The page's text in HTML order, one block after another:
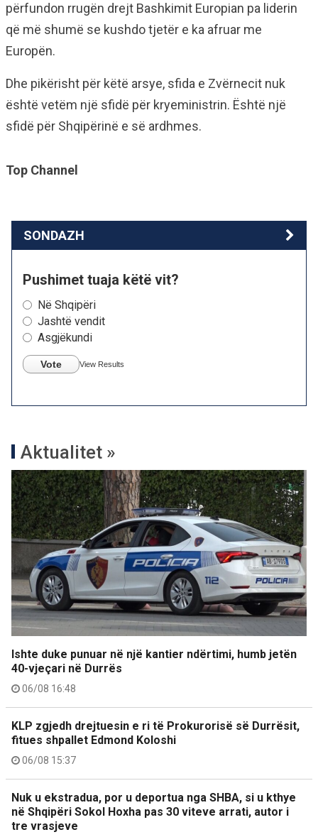
përfundon rrugën drejt Bashkimit Europian pa liderin
që më shumë se kushdo tjetër e ka afruar me
Europën.
Dhe pikërisht për këtë arsye, sfida e Zvërnecit nuk
është vetëm një sfidë për kryeministrin. Është një
sfidë për Shqipërinë e së ardhmes.
Top Channel
SONDAZH
Pushimet tuaja këtë vit?
Në Shqipëri
Jashtë vendit
Asgjëkundi
Vote View Results
Aktualitet »
Ishte duke punuar në një kantier ndërtimi, humb jetën
40-vjeçari në Durrës
06/08 16:48
KLP zgjedh drejtuesin e ri të Prokurorisë së Durrësit,
fitues shpallet Edmond Koloshi
06/08 15:37
Nuk u ekstradua, por u deportua nga SHBA, si u kthye
në Shqipëri Sokol Hoxha pas 30 viteve arrati, autor i
tre vrasjeve